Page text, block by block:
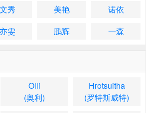
文秀 美艳
诺依
亦雯 鹏辉 一森
Olli
(奥利)
Hrotsuitha
(罗特斯威特)